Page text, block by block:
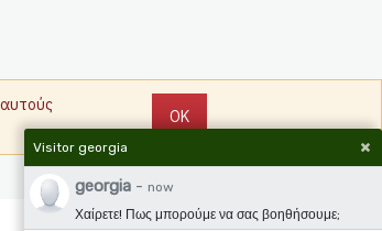
OK
Visitor georgia
georgia - now
Χαίρετε! Πως μπορούμε να σας βοηθήσουμε;